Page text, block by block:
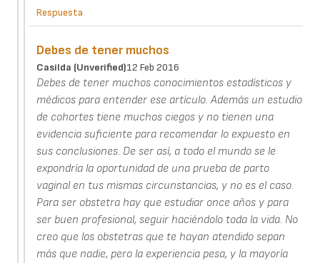
Respuesta
Debes de tener muchos
Casilda (unverified)12 Feb 2016
Debes de tener muchos conocimientos estadísticos y
médicos para entender ese artículo. Además un estudio
de cohortes tiene muchos ciegos y no tienen una
evidencia suficiente para recomendar lo expuesto en
sus conclusiones. De ser así, a todo el mundo se le
expondría la oportunidad de una prueba de parto
vaginal en tus mismas circunstancias, y no es el caso.
Para ser obstetra hay que estudiar once años y para
ser buen profesional, seguir haciéndolo toda la vida. No
creo que los obstetras que te hayan atendido sepan
más que nadie, pero la experiencia pesa, y la mayoría